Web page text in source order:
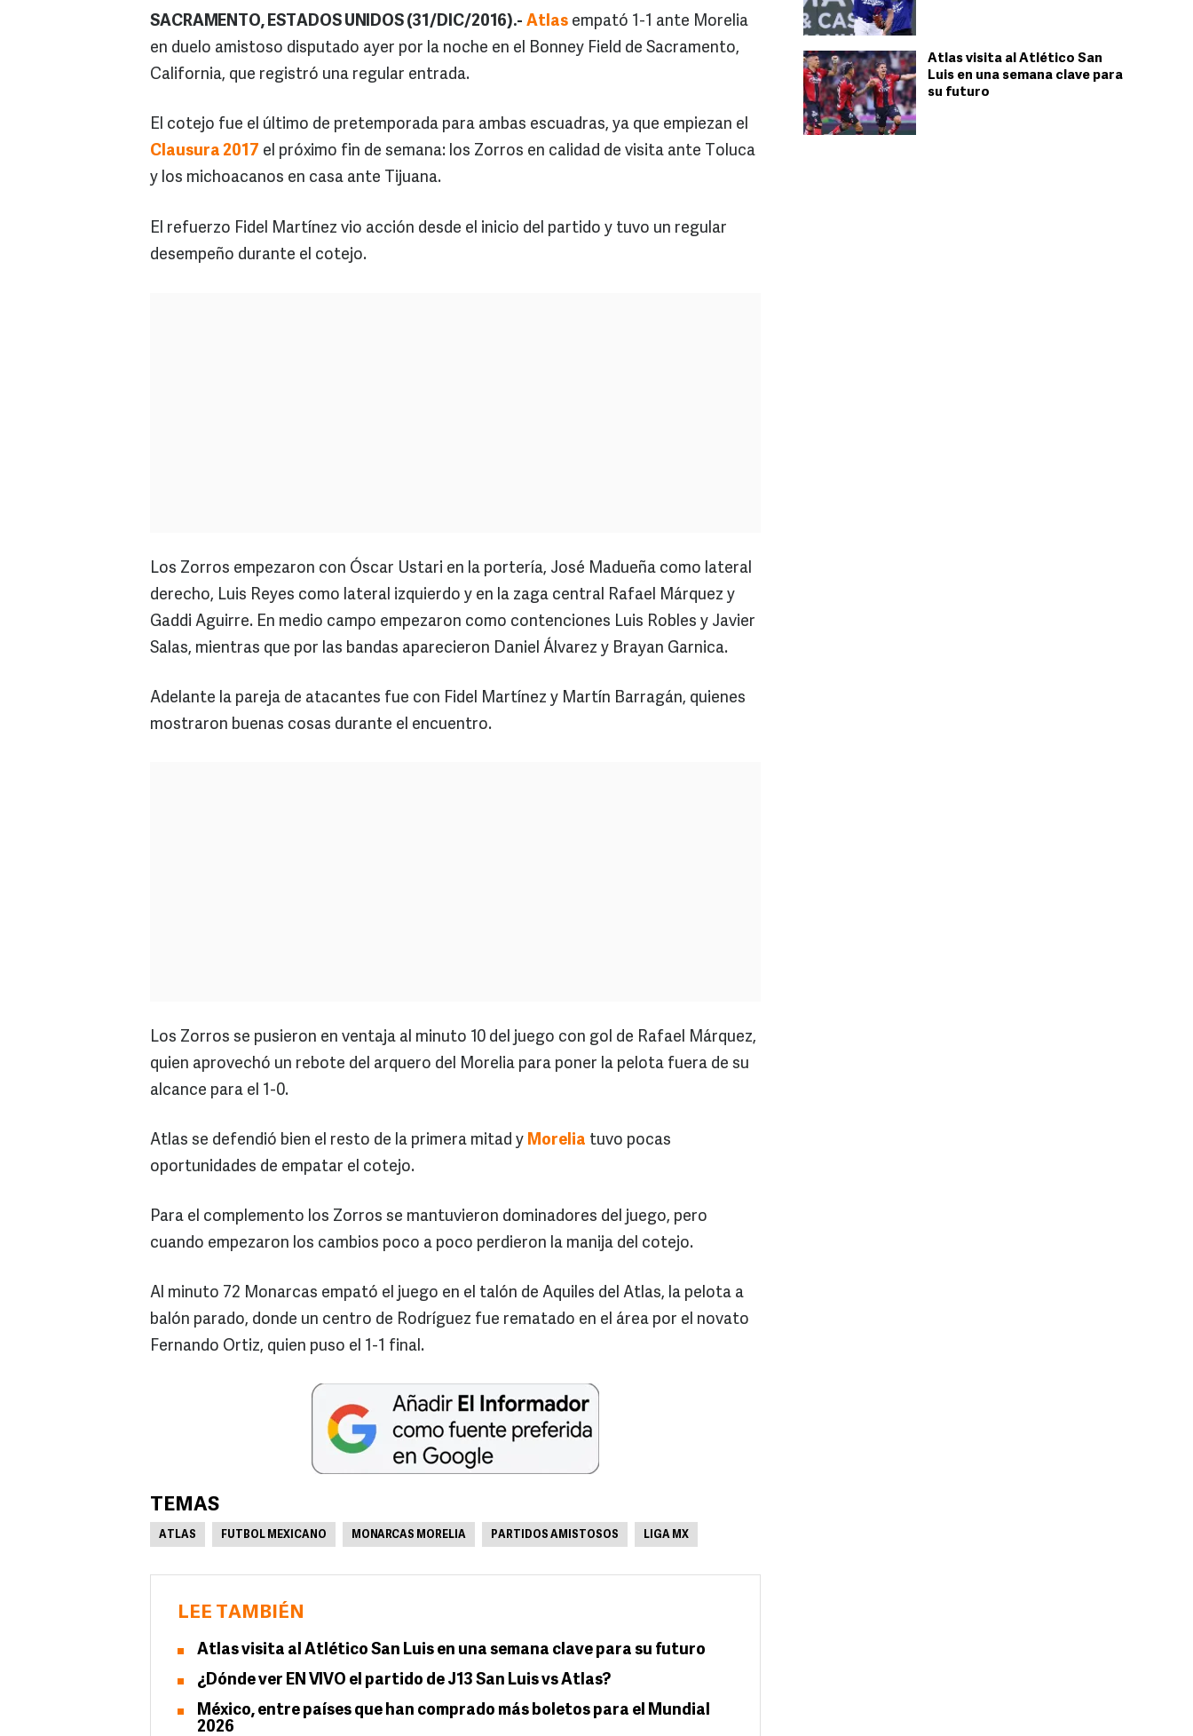
Atlas visita al Atlético San
Luis en una semana clave para
su futuro
SACRAMENTO, ESTADOS UNIDOS (31/DIC/2016).- Atlas empató 1-1 ante Morelia
en duelo amistoso disputado ayer por la noche en el Bonney Field de Sacramento,
California, que registró una regular entrada.
El cotejo fue el último de pretemporada para ambas escuadras, ya que empiezan el
Clausura 2017 el próximo fin de semana: los Zorros en calidad de visita ante Toluca
y los michoacanos en casa ante Tijuana.
El refuerzo Fidel Martínez vio acción desde el inicio del partido y tuvo un regular
desempeño durante el cotejo.
Los Zorros empezaron con Óscar Ustari en la portería, José Madueña como lateral
derecho, Luis Reyes como lateral izquierdo y en la zaga central Rafael Márquez y
Gaddi Aguirre. En medio campo empezaron como contenciones Luis Robles y Javier
Salas, mientras que por las bandas aparecieron Daniel Álvarez y Brayan Garnica.
Adelante la pareja de atacantes fue con Fidel Martínez y Martín Barragán, quienes
mostraron buenas cosas durante el encuentro.
Los Zorros se pusieron en ventaja al minuto 10 del juego con gol de Rafael Márquez,
quien aprovechó un rebote del arquero del Morelia para poner la pelota fuera de su
alcance para el 1-0.
Atlas se defendió bien el resto de la primera mitad y Morelia tuvo pocas
oportunidades de empatar el cotejo.
Para el complemento los Zorros se mantuvieron dominadores del juego, pero
cuando empezaron los cambios poco a poco perdieron la manija del cotejo.
Al minuto 72 Monarcas empató el juego en el talón de Aquiles del Atlas, la pelota a
balón parado, donde un centro de Rodríguez fue rematado en el área por el novato
Fernando Ortiz, quien puso el 1-1 final.
TEMAS
ATLAS FUTBOL MEXICANO MONARCAS MORELIA PARTIDOS AMISTOSOS LIGA MX
LEE TAMBIÉN
Atlas visita al Atlético San Luis en una semana clave para su futuro
¿Dónde ver EN VIVO el partido de J13 San Luis vs Atlas?
México, entre países que han comprado más boletos para el Mundial
2026